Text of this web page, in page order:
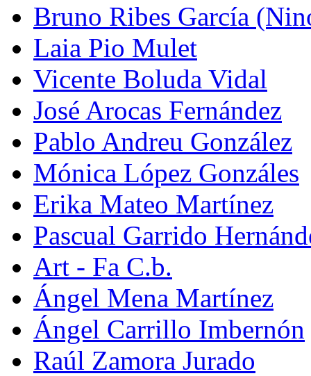
Bruno Ribes García
Laia Pio Mulet
Vicente Boluda Vidal
José Arocas Fernández
Pablo Andreu González
Mónica López Gonzáles
Erika Mateo Martínez
Pascual Garrido
Art - Fa C.b.
Ángel Mena Martínez
Ángel Carrillo Imbernón
Raúl Zamora Jurado